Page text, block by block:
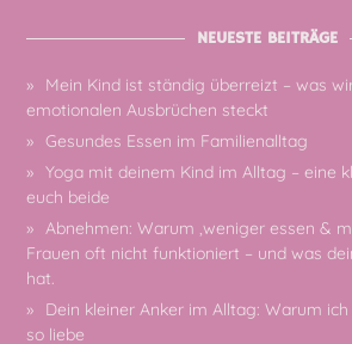
NEUESTE BEITRÄGE
Mein Kind ist ständig überreizt – was
emotionalen Ausbrüchen steckt
Gesundes Essen im Familienalltag
Yoga mit deinem Kind im Alltag – eine
euch beide
Abnehmen: Warum ‚weniger essen &
Frauen oft nicht funktioniert – und was
hat.
Dein kleiner Anker im Alltag: Warum
so liebe